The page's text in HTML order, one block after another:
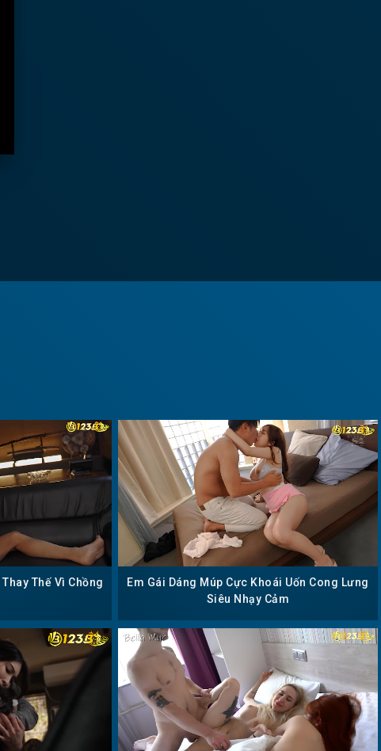
Thế Vì Chồng
Em Gái Dáng Múp Cực Khoái Uốn Cong Lưng
Siêu Nhạy Cảm